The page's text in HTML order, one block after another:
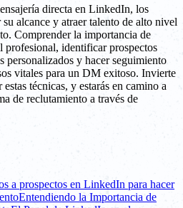
directa en LinkedIn, los
alcance y atraer talento de alto nivel
Comprender la importancia de
identificar prospectos
personalizados y hacer seguimiento
vitales para un DM exitoso. Invierte
técnicas, y estarás en camino a
de reclutamiento a través de
a prospectos en LinkedIn para hacer
Entendiendo la Importancia de